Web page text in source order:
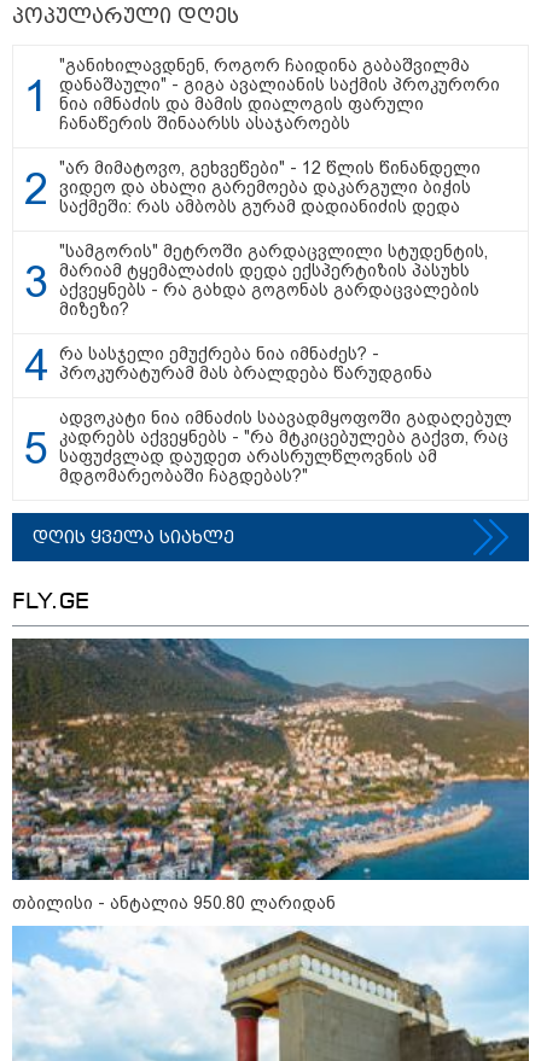
ამ ომის დასრულება უკვე დიდი
არ სურს - მეტი ზეწოლაა საჭირო
ირაკლი კობახიძე - გიორგი
ბარამიძის განცხადება
მორალურად არის ამაზრზენი და
სამარცხვინო, სამართლებრივ
მხარეს რაც შეეხება, ამას
შესაბამისი უწყებები დაადგენენ
09:00 / 07-08-2026
18 წელი აგვისტოს ომიდან - ტრაგიკული
მოვლენების ქრონოლოგია, რომელიც
შესაძლოა, აღარ გვახსოვს
11:36 / 08-08-2026
წელიწადნახევარში
საქართველოში 164 ადამიანი
დაიკარგა - 57 პირს ამ დრომდე
ეძებენ
პოპულარული დღეს
"განიხილავდნენ, როგორ ჩაიდინა გაბაშვილმა
დანაშაული" - გიგა ავალიანის საქმის პროკურორი
ნია იმნაძის და მამის დიალოგის ფარული
ჩანაწერის შინაარსს ასაჯაროებს
"არ მიმატოვო, გეხვეწები" - 12 წლის წინანდელი
ვიდეო და ახალი გარემოება დაკარგული ბიჭის
საქმეში: რას ამბობს გურამ დადიანიძის დედა
"სამგორის" მეტროში გარდაცვლილი სტუდენტის,
მარიამ ტყემალაძის დედა ექსპერტიზის პასუხს
აქვეყნებს - რა გახდა გოგონას გარდაცვალების
მიზეზი?
რა სასჯელი ემუქრება ნია იმნაძეს? -
პროკურატურამ მას ბრალდება წარუდგინა
ადვოკატი ნია იმნაძის საავადმყოფოში გადაღებულ
კადრებს აქვეყნებს - "რა მტკიცებულება გაქვთ, რაც
საფუძვლად დაუდეთ არასრულწლოვნის ამ
მდგომარეობაში ჩაგდებას?"
დღის ყველა სიახლე
FLY.GE
თბილისი - ანტალია 950.80 ლარიდან